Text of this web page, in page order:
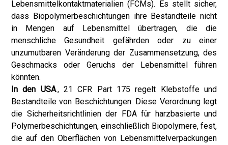
Lebensmittelkontaktmaterialien (FCMs). Es stellt sicher,
dass Biopolymerbeschichtungen ihre Bestandteile nicht
in Mengen auf Lebensmittel übertragen, die die
menschliche Gesundheit gefährden oder zu einer
unzumutbaren Veränderung der Zusammensetzung, des
Geschmacks oder Geruchs der Lebensmittel führen
könnten.
In den USA., 21 CFR Part 175 regelt Klebstoffe und
Bestandteile von Beschichtungen. Diese Verordnung legt
die Sicherheitsrichtlinien der FDA für harzbasierte und
Polymerbeschichtungen, einschließlich Biopolymere, fest,
die auf den Oberflächen von Lebensmittelverpackungen